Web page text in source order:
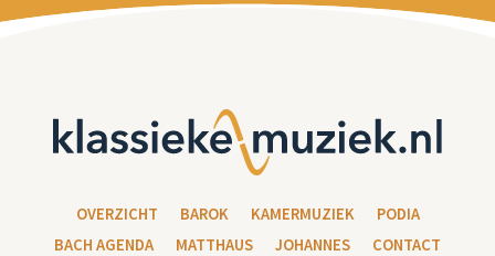
OVERZICHT BAROK KAMERMUZIEK
PODIA
BACH AGENDA
MATTHAUS JOHANNES CONTACT